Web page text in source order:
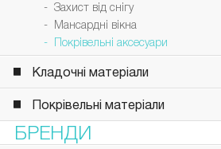
- Захист від снігу
- Мансардні вікна
- Покрівельні аксесуари
Кладочні матеріали
Покрівельні матеріали
БРЕНДИ